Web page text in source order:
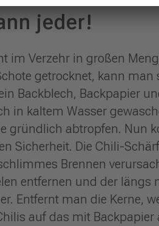
jeder!
im Verzehr in großen
getrocknet, kann
Backblech, Backpapier
in kaltem Wasser
gründlich abtropfen. Nun
Sicherheit. Die Chili-
Brennen
entfernen und der
Entfernt man die Kerne,
auf das mit